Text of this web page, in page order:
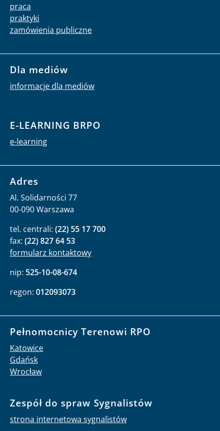
praca
praktyki
zamówienia publiczne
Dla mediów
informacje dla mediów
E-LEARNING BRPO
e-learning
Adres
Al. Solidarności 77
00-090 Warszawa
tel. centrali: (22) 55 17 700
fax: (22) 827 64 53
formularz kontaktowy
nip: 525-10-08-674
regon: 012093073
Pełnomocnicy Terenowi RPO
Katowice
Gdańsk
Wrocław
Zespół do spraw Sygnalistów
strona internetowa sygnalistów